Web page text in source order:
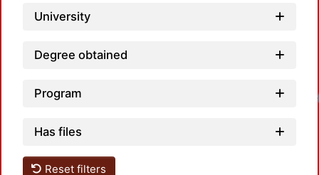
University
Degree obtained
Program
Has files
Reset filters